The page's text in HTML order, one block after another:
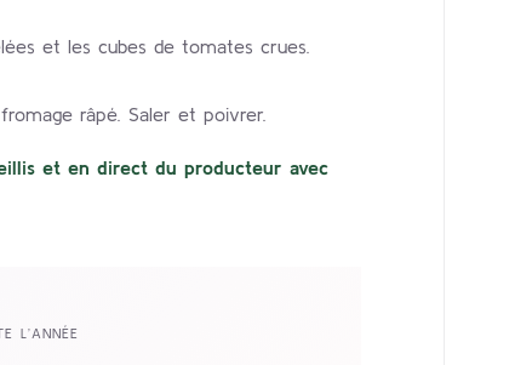
et les cubes de tomates crues.
râpé. Saler et poivrer.
et en direct du producteur avec
L’ANNÉE